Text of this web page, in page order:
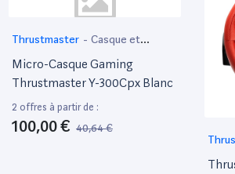
Thrustmaster - Casque et
écouteurs
Micro-Casque Gaming
Thrustmaster Y-300Cpx Blanc
2 offres à partir de :
100,00 € 40,64 €